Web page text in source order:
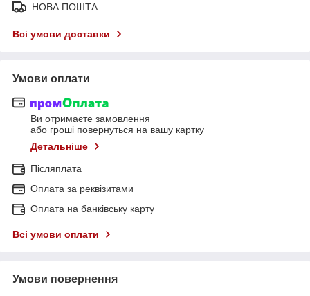
НОВА ПОШТА
Всі умови доставки
Умови оплати
Ви отримаєте замовлення
або гроші повернуться на вашу картку
Детальніше
Післяплата
Оплата за реквізитами
Оплата на банківську карту
Всі умови оплати
Умови повернення